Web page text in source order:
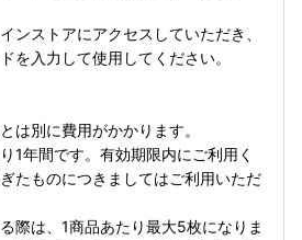
ンストアにアクセスしていただき、
を入力して使用してください。
は別に費用がかかります。
1年間です。有効期限内にご利用く
たものにつきましてはご利用いただ
際は、1商品あたり最大5枚になりま